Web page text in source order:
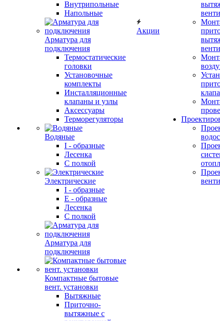
Внутрипольные
Напольные
Арматура для
подключения
Термостатические
головки
Установочные
комплекты
Инсталляционные
клапаны и узлы
Аксессуары
Терморегуляторы
Водяные
I - образные
Лесенка
С полкой
Электрические
I - образные
E - образные
Лесенка
С полкой
Арматура для
подключения
Компактные бытовые
вент. установки
Вытяжные
Приточно-
вытяжные с
Акции